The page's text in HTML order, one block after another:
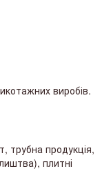
виробів.
трубна продукція,
плитні